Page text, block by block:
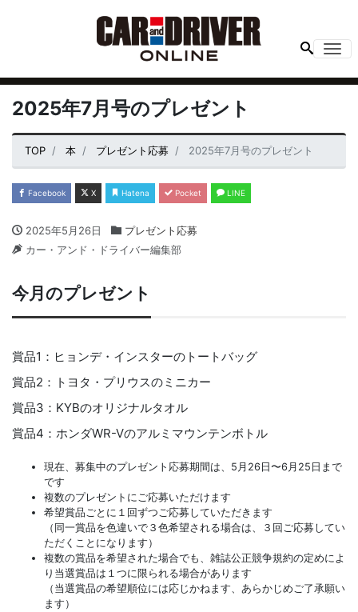
2025年7月号のプレゼント
TOP 本 プレゼント応募 2025年7月号のプレゼント
Facebook X Hatena Pocket LINE
2025年5月26日
プレゼント応募
カー・アンド・ドライバー編集部
今月のプレゼント
賞品1：ヒョンデ・インスターのトートバッグ
賞品2：トヨタ・プリウスのミニカー
賞品3：KYBのオリジナルタオル
賞品4：ホンダWR-Vのアルミマウンテンボトル
現在、募集中のプレゼント応募期間は、5月26日〜6月25日まで
です
複数のプレゼントにご応募いただけます
希望賞品ごとに１回ずつご応募していただきます
（同一賞品を色違いで３色希望される場合は、３回ご応募してい
ただくことになります）
複数の賞品を希望された場合でも、雑誌公正競争規約の定めによ
り当選賞品は１つに限られる場合があります
（当選賞品の希望順位には応じかねます、あらかじめご了承願い
ます）